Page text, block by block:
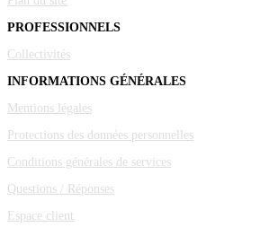
PROFESSIONNELS
Collectivités
INFORMATIONS GÉNÉRALES
Mentions légales
Protections des données personnelles
Conditions générales de services
Questions / Réponses
Espace client